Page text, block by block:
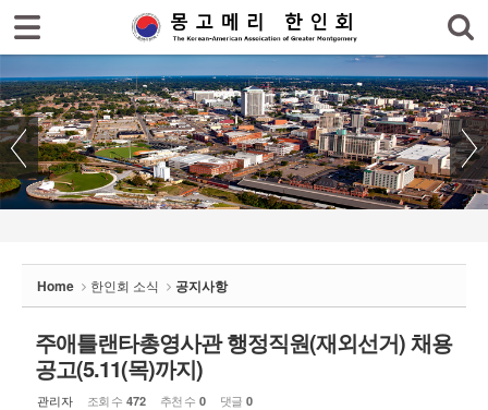
Home 한인회 소식 공지사항
주애틀랜타총영사관 행정직원(재외선거) 채용
공고(5.11(목)까지)
관리자 조회 수 472 추천 수 0 댓글 0
로그인 회원가입
한인회
한인회 소식
- 공지사항
- 몽고메리 한인회 이모저모
- 사진으로 보는 한인회
- 애틀랜타 총영사관 소식
Sketchbook5, 스케치북5
Sketchbook5, 스케치북5